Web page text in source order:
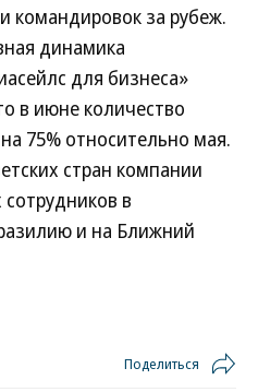
командировок за рубеж.
динамика
для бизнеса»
в июне количество
75% относительно мая.
стран компании
в
и на Ближний
Поделиться